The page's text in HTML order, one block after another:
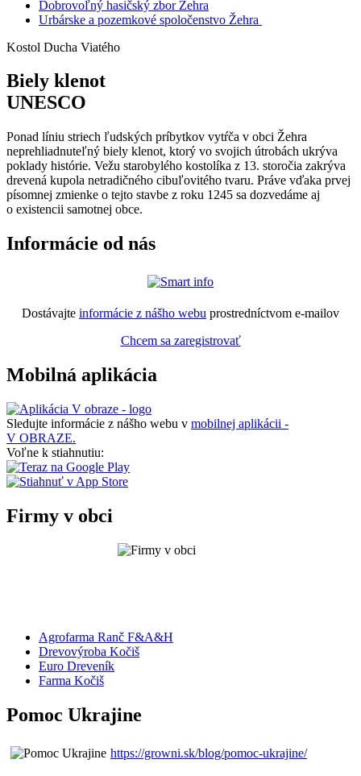
Dobrovoľný hasičský zbor Žehra
Urbárske a pozemkové spoločenstvo Žehra
Kostol Ducha Viatého
Biely klenot
UNESCO
Ponad líniu striech ľudských príbytkov vytŕča v obci Žehra
neprehliadnuteľný biely klenot, ktorý vo svojich útrobách ukrýva
poklady histórie. Vežu starobylého kostolíka z 13. storočia zakrýva
drevená kupola netradičného cibuľovitého tvaru. Práve vďaka prvej
písomnej zmienke o tejto stavbe z roku 1245 sa dozvedáme aj
o existencii samotnej obce.
Informácie od nás
Dostávajte informácie z nášho webu prostredníctvom e-mailov
Chcem sa zaregistrovať
Mobilná aplikácia
Sledujte informácie z nášho webu v mobilnej aplikácii -
V OBRAZE.
Voľne k stiahnutiu:
Firmy v obci
Agrofarma Ranč F&A&H
Drevovýroba Kočiš
Euro Dreveník
Farma Kočiš
Pomoc Ukrajine
https://growni.sk/blog/pomoc-ukrajine/